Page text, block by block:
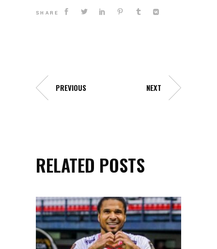
SHARE
PREVIOUS NEXT
RELATED POSTS